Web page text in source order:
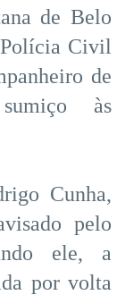
de Belo
Civil
de
às
Cunha,
pelo
ele, a
por volta